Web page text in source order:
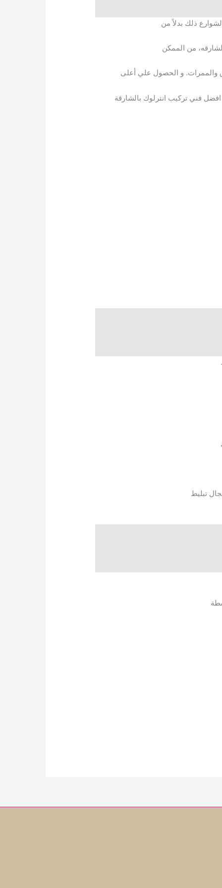
ذلك بدلاً من
من الممكن
والممرات. و الحصول علي أعلى
فني تركيب انترلوك بالشارقة
تبليط